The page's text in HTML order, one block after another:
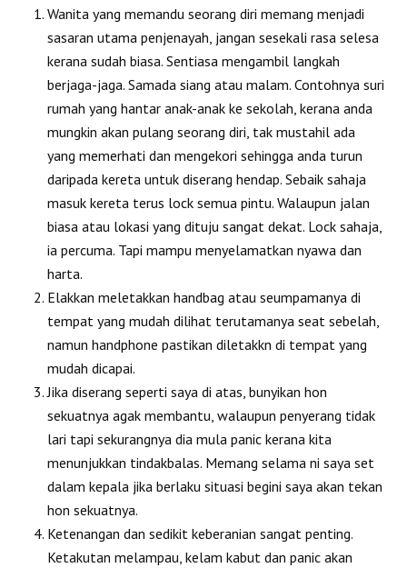
Wanita yang memandu seorang diri memang menjadi
sasaran utama penjenayah, jangan sesekali rasa selesa
kerana sudah biasa. Sentiasa mengambil langkah
berjaga-jaga. Samada siang atau malam. Contohnya suri
rumah yang hantar anak-anak ke sekolah, kerana anda
mungkin akan pulang seorang diri, tak mustahil ada
yang memerhati dan mengekori sehingga anda turun
daripada kereta untuk diserang hendap. Sebaik sahaja
masuk kereta terus lock semua pintu. Walaupun jalan
biasa atau lokasi yang dituju sangat dekat. Lock sahaja,
ia percuma. Tapi mampu menyelamatkan nyawa dan
harta.
Elakkan meletakkan handbag atau seumpamanya di
tempat yang mudah dilihat terutamanya seat sebelah,
namun handphone pastikan diletakkn di tempat yang
mudah dicapai.
Jika diserang seperti saya di atas, bunyikan hon
sekuatnya agak membantu, walaupun penyerang tidak
lari tapi sekurangnya dia mula panic kerana kita
menunjukkan tindakbalas. Memang selama ni saya set
dalam kepala jika berlaku situasi begini saya akan tekan
hon sekuatnya.
Ketenangan dan sedikit keberanian sangat penting.
Ketakutan melampau, kelam kabut dan panic akan